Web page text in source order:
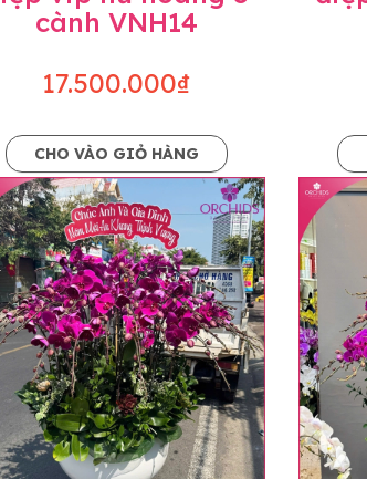
đẹp và hoàn chỉnh sẽ được phối ghép
tế và trên hình. Cây hoa lan còn phụ
đổi về độ dầy hoa, thưa hoa và cách
cam kết sản phẩm được thực hiện
chậu cũng như phụ kiện trang trí chúng
mức giá không thay đổi. Trường
cành VNH14
17.500.000₫
CHO VÀO GIỎ HÀNG